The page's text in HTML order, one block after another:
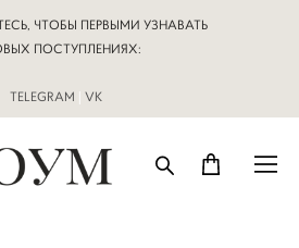
ЧТОБЫ ПЕРВЫМИ УЗНАВАТЬ
ПОСТУПЛЕНИЯХ:
TELEGRAM | VK